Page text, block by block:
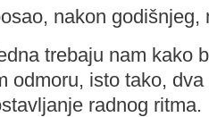
nakon
trebaju nam kako
odmoru, isto tako,
radnog ritma.